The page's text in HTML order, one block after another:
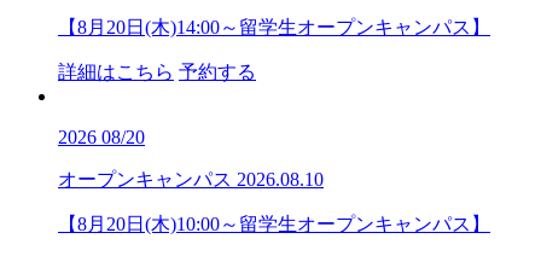
【8月20日(木)14:00～留学生オープンキャンパス】
詳細はこちら 予約する
2026 08/20
オープンキャンパス 2026.08.10
【8月20日(木)10:00～留学生オープンキャンパス】